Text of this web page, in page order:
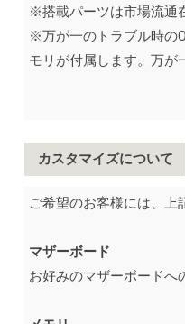
※搭載パーツは市場流通
※万が一のトラブル時の
モリが付属します。万が
カスタマイズについて
ご希望のお客様には、
マザーボード
お好みのマザーボードへ